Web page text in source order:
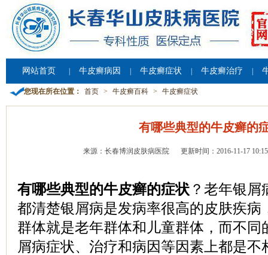
网站首页 牛皮癣病因 牛皮癣症状 牛皮癣治疗
您现在所在位置： 首页 > 牛皮癣百科 > 牛皮癣症状
有哪些典型的牛皮癣的
来源：长春博润皮肤病医院 更新时间：2016-11-17
有哪些典型的牛皮癣的症状 ？老年银
都清楚银屑病是发病率很高的皮肤疾病
群体就是老年群体和儿童群体，而不同
屑病症状、治疗和病因等因素上都是不